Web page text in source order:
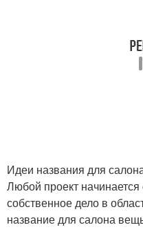
Идеи названия для
Любой проект
собственное дело в
название для салона